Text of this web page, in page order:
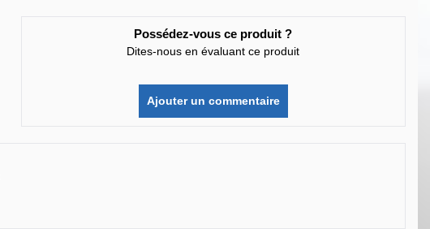
Possédez-vous ce produit ?
Dites-nous en évaluant ce produit
Ajouter un commentaire